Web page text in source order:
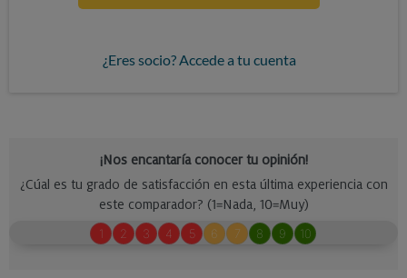
¿Eres socio? Accede a tu cuenta